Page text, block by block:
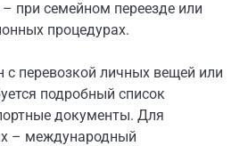
– при семейном переезде или
процедурах.
с перевозкой личных вещей или
подробный список
документы. Для
– международный